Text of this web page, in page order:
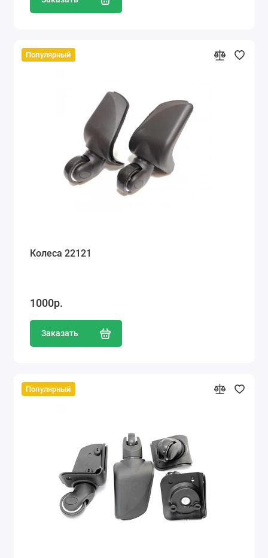
Популярный
Колеса 22121
1000р.
Заказать
Популярный